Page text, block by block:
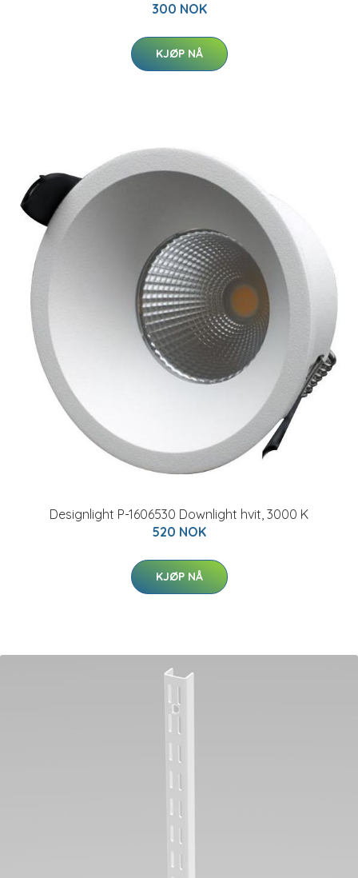
300 NOK
KJØP NÅ
Designlight P-1606530 Downlight hvit, 3000 K
520 NOK
KJØP NÅ